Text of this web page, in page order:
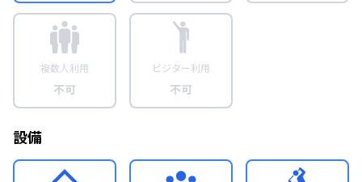
複数人利用
不可
ビジター利用
不可
設備